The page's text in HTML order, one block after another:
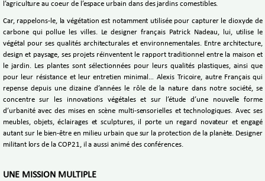
l’agriculture au coeur de l’espace urbain dans des jardins comestibles.
Car, rappelons-le, la végétation est notamment utilisée pour capturer le dioxyde de
carbone qui pollue les villes. Le designer français Patrick Nadeau, lui, utilise le
végétal pour ses qualités architecturales et environnementales. Entre architecture,
design et paysage, ses projets réinventent le rapport traditionnel entre la maison et
le jardin. Les plantes sont sélectionnées pour leurs qualités plastiques, ainsi que
pour leur résistance et leur entretien minimal… Alexis Tricoire, autre Français qui
repense depuis une dizaine d’années le rôle de la nature dans notre société, se
concentre sur les innovations végétales et sur l’étude d’une nouvelle forme
d’urbanité avec des mises en scène multi-sensorielles et technologiques. Avec ses
meubles, objets, éclairages et sculptures, il porte un regard novateur et engagé
autant sur le bien-être en milieu urbain que sur la protection de la planète. Designer
militant lors de la COP21, il a aussi animé des conférences.
UNE MISSION MULTIPLE